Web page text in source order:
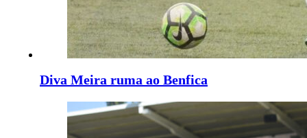
Diva Meira ruma ao Benfica